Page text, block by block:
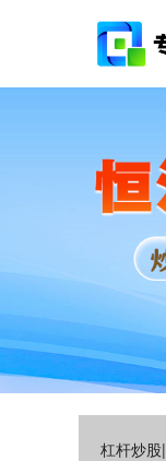
杠杆炒